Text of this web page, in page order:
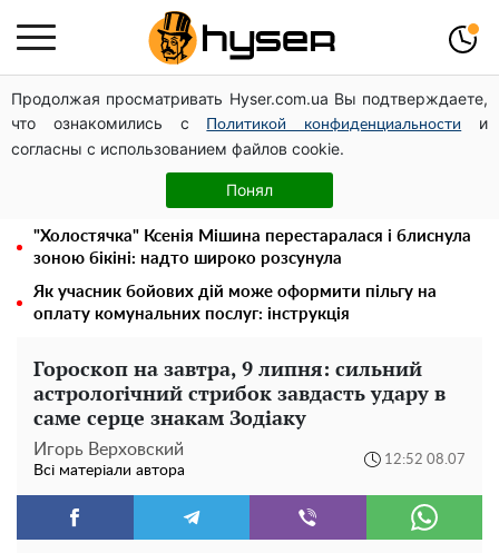
Продолжая просматривать Hyser.com.ua Вы подтверждаете,
что ознакомились с
Политикой конфиденциальности
и
согласны с использованием файлов cookie.
Понял
Українська авіатранспортна асоціація звернулася до
Мінфіну із закликом уніфікувати оподаткування
авіалізингу
Олена Тополя злив відео – це далеко не все: фронтмен
"Антитіла" Тарас Тополя став наступним
"Холостячка" Ксенія Мішина перестаралася і блиснула
зоною бікіні: надто широко розсунула
Як учасник бойових дій може оформити пільгу на
оплату комунальних послуг: інструкція
Гороскоп на завтра, 9 липня: сильний
астрологічний стрибок завдасть удару в
саме серце знакам Зодіаку
Игорь Верховский
Всі матеріали автора
12:52 08.07